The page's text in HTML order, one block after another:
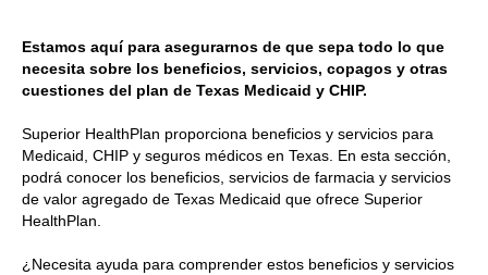
Estamos aquí para asegurarnos de que sepa todo lo que
necesita sobre los beneficios, servicios, copagos y otras
cuestiones del plan de Texas Medicaid y CHIP.
Superior HealthPlan proporciona beneficios y servicios para
Medicaid, CHIP y seguros médicos en Texas. En esta sección,
podrá conocer los beneficios, servicios de farmacia y servicios
de valor agregado de Texas Medicaid que ofrece Superior
HealthPlan.
¿Necesita ayuda para comprender estos beneficios y servicios